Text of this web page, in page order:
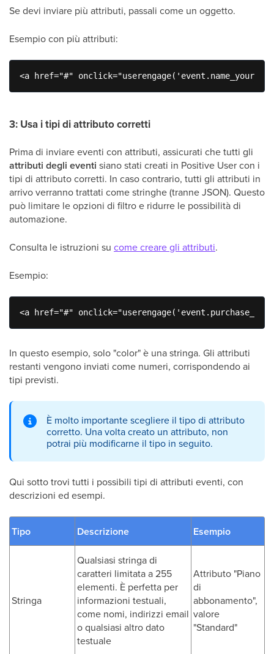
Se devi inviare più attributi, passali come un oggetto.
Esempio con più attributi:
<a href="#"
3: Usa i tipi di attributo corretti
Prima di inviare eventi con attributi, assicurati che tutti gli
attributi degli eventi siano stati creati in Positive User con i
tipi di attributo corretti. In caso contrario, tutti gli attributi in
arrivo verranno trattati come stringhe (tranne JSON). Questo
può limitare le opzioni di filtro e ridurre le possibilità di
automazione.
Consulta le istruzioni su come creare gli attributi.
Esempio:
<a href="#"
In questo esempio, solo "color" è una stringa. Gli attributi
restanti vengono inviati come numeri, corrispondendo ai
tipi previsti.
È molto importante scegliere il tipo di attributo
corretto. Una volta creato un attributo, non
potrai più modificarne il tipo in seguito.
Qui sotto trovi tutti i possibili tipi di attributi eventi, con
descrizioni ed esempi.
Tipo Descrizione Esempio
Stringa
Qualsiasi stringa di
caratteri limitata a 255
elementi. È perfetta per
informazioni testuali,
come nomi, indirizzi email
o qualsiasi altro dato
testuale
Attributo "Piano
di
abbonamento",
valore
"Standard"